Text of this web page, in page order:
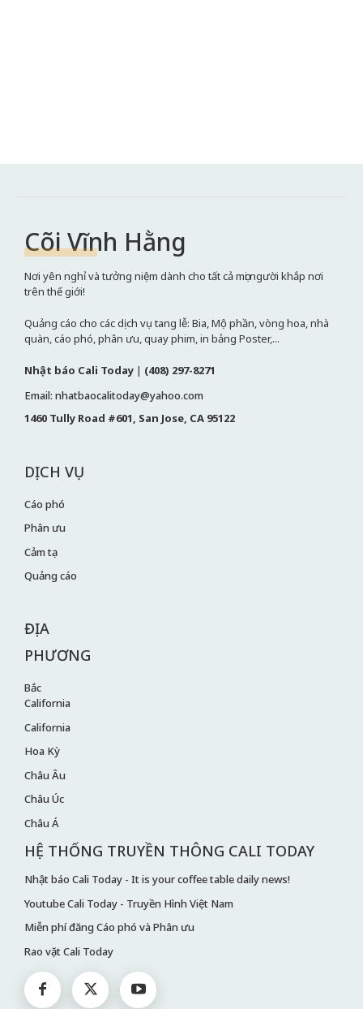
Cõi Vĩnh Hằng
Nơi yên nghỉ và tưởng niệm dành cho tất cả mọi người khắp nơi
trên thế giới!
Quảng cáo cho các dịch vụ tang lễ: Bia, Mộ phần, vòng hoa, nhà
quàn, cáo phó, phân ưu, quay phim, in bảng Poster,...
Nhật báo Cali Today | (408) 297-8271
Email: nhatbaocalitoday@yahoo.com
1460 Tully Road #601, San Jose, CA 95122
DỊCH VỤ
Cáo phó
Phân ưu
Cảm tạ
Quảng cáo
ĐỊA
PHƯƠNG
Bắc
California
California
Hoa Kỳ
Châu Âu
Châu Úc
Châu Á
HỆ THỐNG TRUYỀN THÔNG CALI TODAY
Nhật báo Cali Today - It is your coffee table daily news!
Youtube Cali Today - Truyền Hình Việt Nam
Miễn phí đăng Cáo phó và Phân ưu
Rao vặt Cali Today